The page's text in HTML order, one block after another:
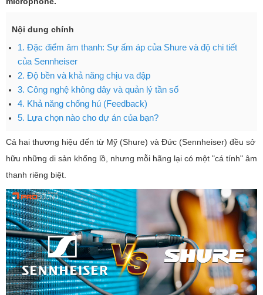
Nội dung chính
1. Đặc điểm âm thanh: Sự ấm áp của Shure và độ chi tiết
của Sennheiser
2. Độ bền và khả năng chịu va đập
3. Công nghệ không dây và quản lý tần số
4. Khả năng chống hú (Feedback)
5. Lựa chọn nào cho dự án của bạn?
Cả hai thương hiệu đến từ Mỹ (Shure) và Đức (Sennheiser) đều sở
hữu những di sản khổng lồ, nhưng mỗi hãng lại có một "cá tính" âm
thanh riêng biệt.